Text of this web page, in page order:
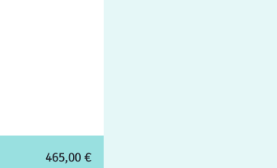
465,00 €